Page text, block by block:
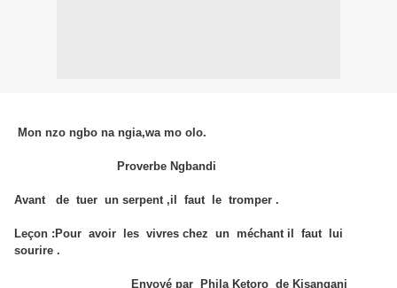
Mon nzo ngbo na ngia,wa mo olo.
Proverbe Ngbandi
Avant de tuer un serpent ,il faut le tromper .
Leçon :Pour avoir les vivres chez un méchant il faut lui
sourire .
Envoyé par Phila Ketoro de Kisangani